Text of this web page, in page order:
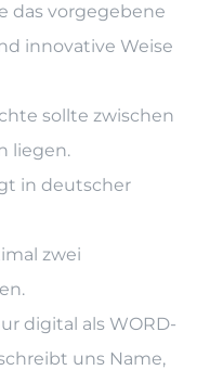
das vorgegebene
innovative Weise
sollte zwischen
liegen.
in deutscher
zwei
digital als WORD-
uns Name,